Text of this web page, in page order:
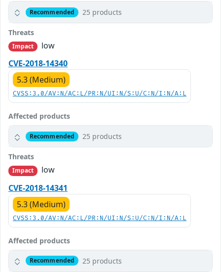
Recommended 25 products
Threats
Impact
low
CVE-2018-14340
5.3 (Medium)
CVSS:3.0/AV:N/AC:L/PR:N/UI:N/S:U/C:N/I:N/A:L
Affected products
Recommended 25 products
Threats
Impact
low
CVE-2018-14341
5.3 (Medium)
CVSS:3.0/AV:N/AC:L/PR:N/UI:N/S:U/C:N/I:N/A:L
Affected products
Recommended 25 products